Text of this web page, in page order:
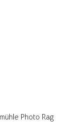
Photo Rag